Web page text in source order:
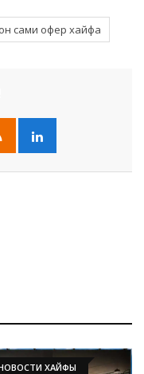
сами офер хайфа
ХАЙФЫ